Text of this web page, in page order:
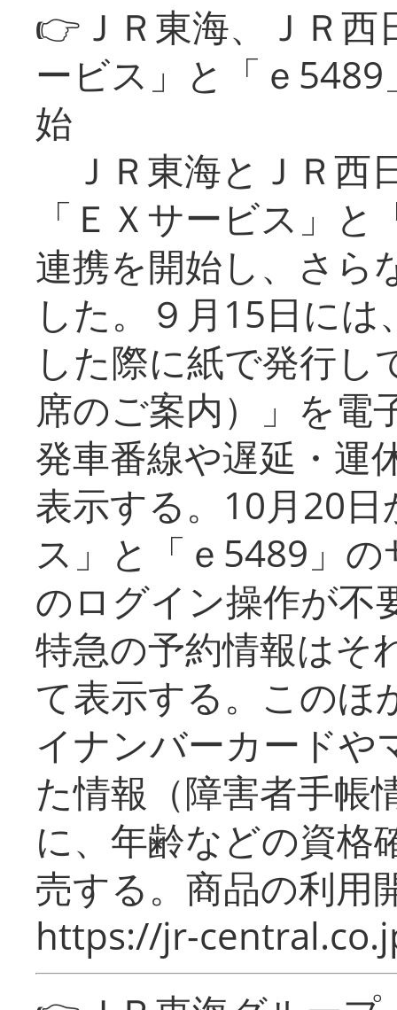
👉ＪＲ東海、ＪＲ
ービス」と「ｅ
始
ＪＲ東海とＪＲ西
「ＥＸサービス」
連携を開始し、さら
した。９月15日に
した際に紙で発行し
席のご案内）」を電
発車番線や遅延・運
表示する。10月20
ス」と「ｅ5489」
のログイン操作が不
特急の予約情報はそ
て表示する。このほ
イナンバーカードや
た情報（障害者手帳
に、年齢などの資格
売する。商品の利用
https://jr-